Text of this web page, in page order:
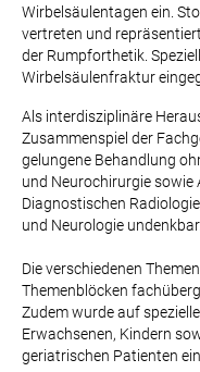
Wirbelsäulentagen ein.
vertreten und
der Rumpforthetik.
Wirbelsäulenfraktur
Als interdisziplinäre
Zusammenspiel der
gelungene Behandlung
und Neurochirurgie sowie
Diagnostischen
und Neurologie undenkbar.
Die verschiedenen
Themenblöcken
Zudem wurde auf
Erwachsenen, Kindern
geriatrischen Patienten